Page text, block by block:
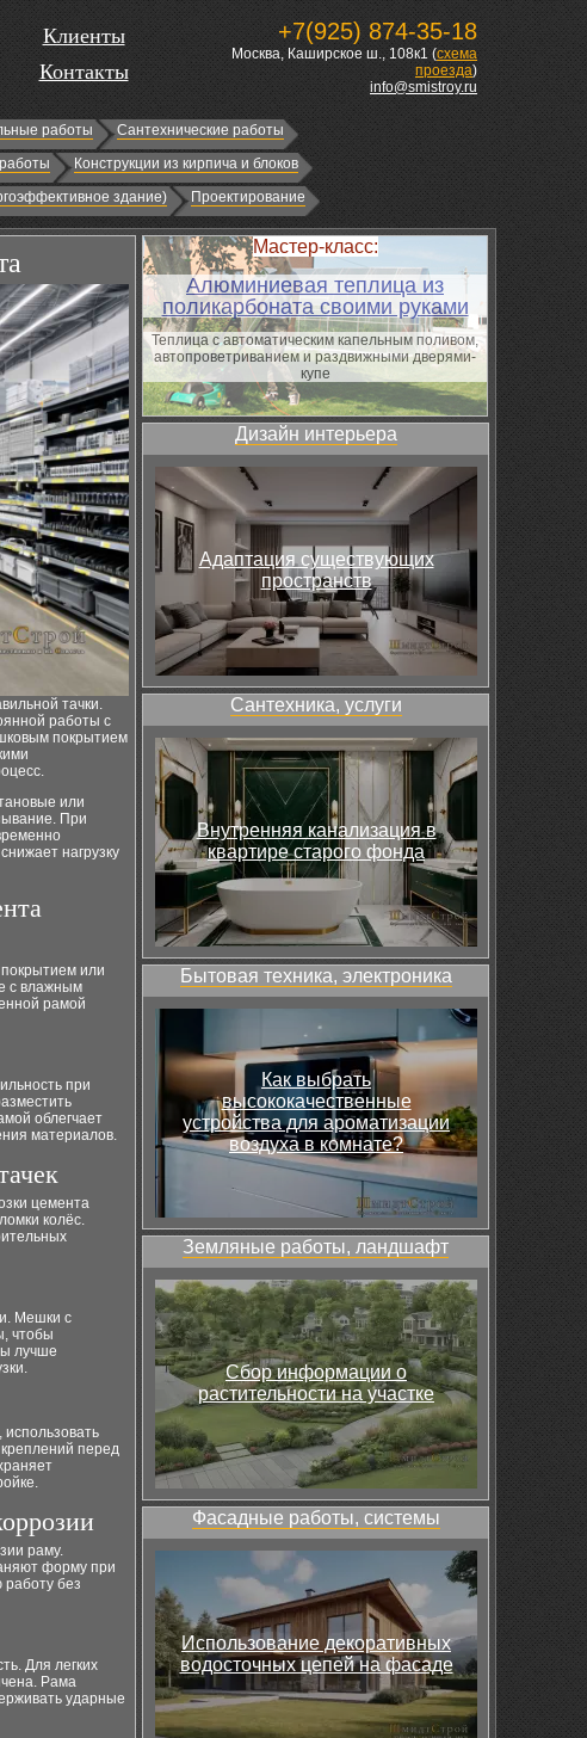
Клиенты
Контакты
+7(925) 874-35-18
Москва, Каширское ш., 108к1 (схема
проезда)
info@smistroy.ru
работы
Сантехнические работы
Конструкции из кирпича и блоков
здание) Проектирование
тачки.
работы с
покрытием
или
При
нагрузку
или
с влажным
рамой
при
облегчает
материалов.
цемента
колёс.
Мешки с
чтобы
лучше
перед
раму.
форму при
работу без
Для легких
Рама
ударные
Мастер-класс:
Алюминиевая теплица из
поликарбоната своими руками
Теплица с автоматическим капельным поливом,
автопроветриванием и раздвижными дверями-
купе
Дизайн интерьера
Адаптация существующих
пространств
Сантехника, услуги
Внутренняя канализация в
квартире старого фонда
Бытовая техника, электроника
Как выбрать
высококачественные
устройства для ароматизации
воздуха в комнате?
Земляные работы, ландшафт
Сбор информации о
растительности на участке
Фасадные работы, системы
Использование декоративных
водосточных цепей на фасаде